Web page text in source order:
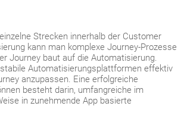
Strecken innerhalb der Customer
kann man komplexe Journey-Prozesse
Journey baut auf die Automatisierung.
Automatisierungsplattformen effektiv
anzupassen. Eine erfolgreiche
besteht darin, umfangreiche im
in zunehmende App basierte